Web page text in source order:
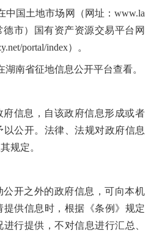
中国土地市场网（网址：www.la
德市）国有资产资源交易平台网
portal/index）。
湖南省征地信息公开平台查看。
府信息，自该政府信息形成或者
公开。法律、法规对政府信息
规定。
公开之外的政府信息，可向本机
供信息时，根据《条例》规定
行提供，不对信息进行汇总、